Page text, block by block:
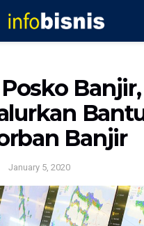
Banjir
January 5, 2020